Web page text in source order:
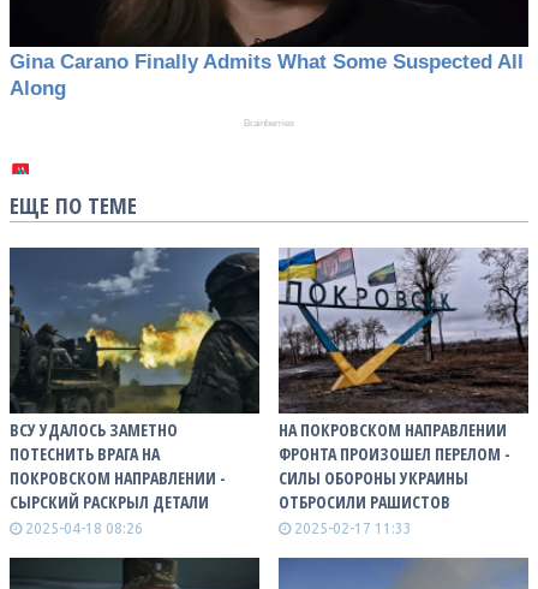
ЕЩЕ ПО ТЕМЕ
ВСУ УДАЛОСЬ ЗАМЕТНО
ПОТЕСНИТЬ ВРАГА НА
ПОКРОВСКОМ НАПРАВЛЕНИИ -
СЫРСКИЙ РАСКРЫЛ ДЕТАЛИ
2025-04-18 08:26
НА ПОКРОВСКОМ НАПРАВЛЕНИИ
ФРОНТА ПРОИЗОШЕЛ ПЕРЕЛОМ -
СИЛЫ ОБОРОНЫ УКРАИНЫ
ОТБРОСИЛИ РАШИСТОВ
2025-02-17 11:33